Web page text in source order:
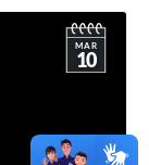
MAR
10